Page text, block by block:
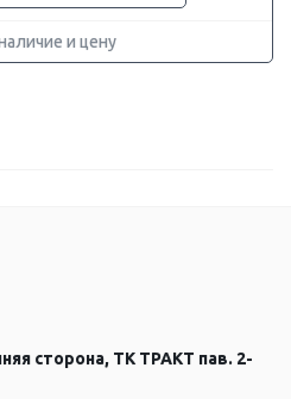
и цену
сторона, ТК ТРАКТ пав. 2-